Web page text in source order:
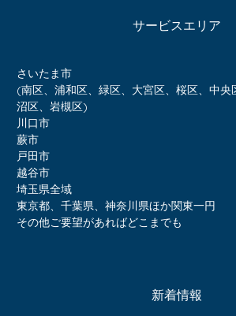
サービスエリア
さいたま市
(南区、浦和区、緑区、大宮区、桜区、中央
沼区、岩槻区)
川口市
蕨市
戸田市
越谷市
埼玉県全域
東京都、千葉県、神奈川県ほか関東一円
その他ご要望があればどこまでも
新着情報